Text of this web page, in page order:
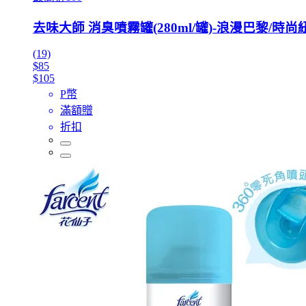
去味大師 消臭噴霧罐(280ml/罐)-浪漫巴黎/時尚
(19)
$85
$105
P幣
滿額贈
折扣